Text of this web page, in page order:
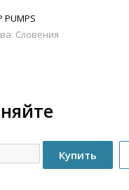
PUMPS
Словения